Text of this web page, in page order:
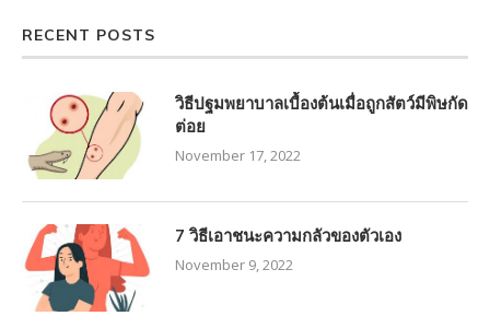
RECENT POSTS
วิธีปฐมพยาบาลเบื้องต้นเมื่อถูกสัตว์มีพิษกัด
ต่อย
November 17, 2022
7 วิธีเอาชนะความกลัวของตัวเอง
November 9, 2022